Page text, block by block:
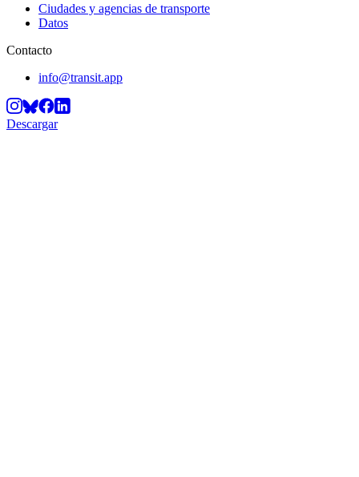
Ciudades y agencias de transporte
Datos
Contacto
info@transit.app
Descargar